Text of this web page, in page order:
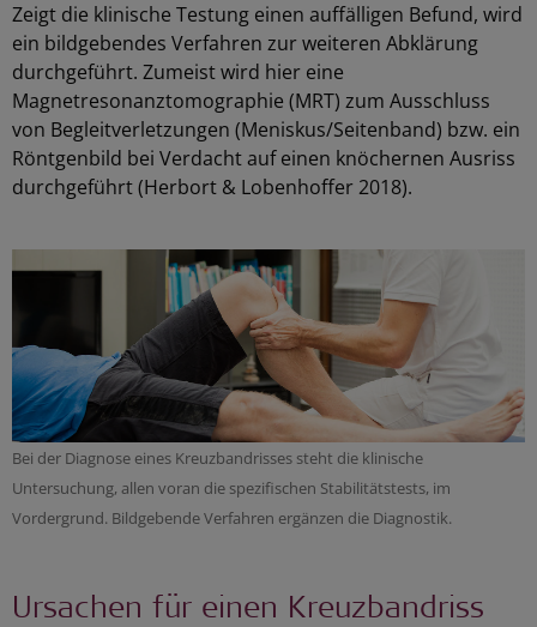
Zeigt die klinische Testung einen auffälligen Befund, wird
ein bildgebendes Verfahren zur weiteren Abklärung
durchgeführt. Zumeist wird hier eine
Magnetresonanztomographie (MRT) zum Ausschluss
von Begleitverletzungen (Meniskus/Seitenband) bzw. ein
Röntgenbild bei Verdacht auf einen knöchernen Ausriss
durchgeführt (Herbort & Lobenhoffer 2018).
Bei der Diagnose eines Kreuzbandrisses steht die klinische
Untersuchung, allen voran die spezifischen Stabilitätstests, im
Vordergrund. Bildgebende Verfahren ergänzen die Diagnostik.
Ursachen für einen Kreuzbandriss